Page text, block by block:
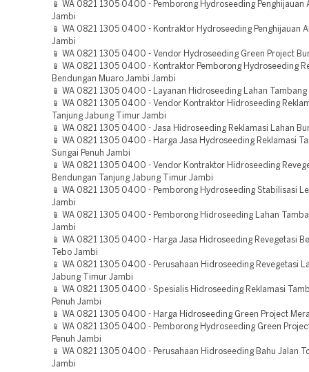
📱 WA 0821 1305 0400 - Pemborong Hydroseeding Penghijauan
Jambi
📱 WA 0821 1305 0400 - Kontraktor Hydroseeding Penghijauan
Jambi
📱 WA 0821 1305 0400 - Vendor Hydroseeding Green Project
📱 WA 0821 1305 0400 - Kontraktor Pemborong Hydroseeding
Bendungan Muaro Jambi Jambi
📱 WA 0821 1305 0400 - Layanan Hidroseeding Lahan
📱 WA 0821 1305 0400 - Vendor Kontraktor Hidroseeding
Tanjung Jabung Timur Jambi
📱 WA 0821 1305 0400 - Jasa Hidroseeding Reklamasi Lahan
📱 WA 0821 1305 0400 - Harga Jasa Hydroseeding Reklamasi
Sungai Penuh Jambi
📱 WA 0821 1305 0400 - Vendor Kontraktor Hidroseeding
Bendungan Tanjung Jabung Timur Jambi
📱 WA 0821 1305 0400 - Pemborong Hydroseeding Stabilisasi
Jambi
📱 WA 0821 1305 0400 - Pemborong Hidroseeding Lahan
Jambi
📱 WA 0821 1305 0400 - Harga Jasa Hidroseeding Revegetasi
Tebo Jambi
📱 WA 0821 1305 0400 - Perusahaan Hidroseeding Revegetasi
Jabung Timur Jambi
📱 WA 0821 1305 0400 - Spesialis Hidroseeding Reklamasi
Penuh Jambi
📱 WA 0821 1305 0400 - Harga Hidroseeding Green Project
📱 WA 0821 1305 0400 - Pemborong Hydroseeding Green
Penuh Jambi
📱 WA 0821 1305 0400 - Perusahaan Hidroseeding Bahu Jalan
Jambi